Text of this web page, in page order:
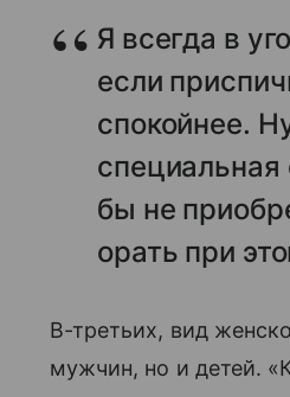
Я всегда в
если
спокойнее.
специальная
бы не
орать при
В-третьих, вид
мужчин, но и детей.